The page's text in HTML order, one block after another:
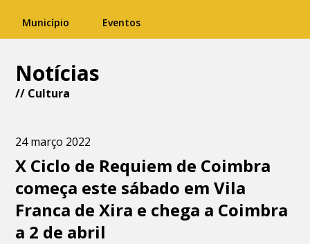
Município Eventos
Notícias
// Cultura
24 março 2022
X Ciclo de Requiem de Coimbra
começa este sábado em Vila
Franca de Xira e chega a Coimbra
a 2 de abril